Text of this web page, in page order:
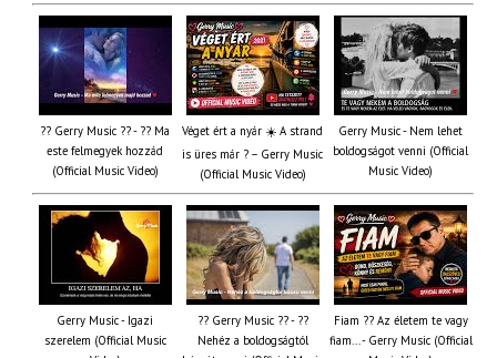
?? Gerry Music ?? - ?? Ma
este felmegyek hozzád
(Official Music Video)
Véget ért a nyár ☀️ A strand
is üres már ? – Gerry Music
(Official Music Video)
Gerry Music - Nem lehet
boldogságot venni (Official
Music Video)
Gerry Music - Igazi
szerelem (Official Music
?? Gerry Music ?? - ??
Nehéz a boldogságtól
Fiam ?‍? Az életem te vagy
fiam... - Gerry Music (Official